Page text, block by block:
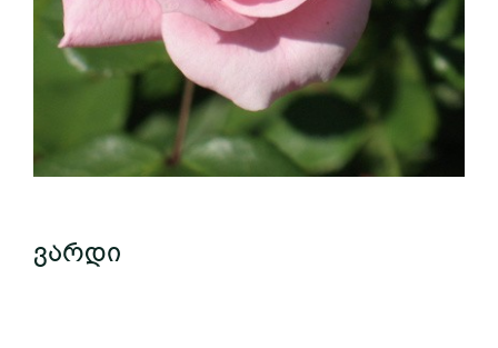
ვარდი